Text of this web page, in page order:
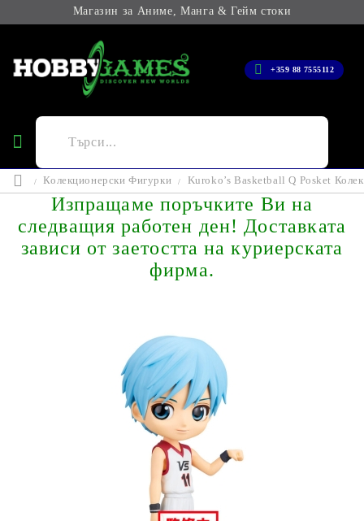
Магазин за Аниме, Манга & Гейм стоки
+359 88 7555112
Колекционерски Фигурки Kuroko’s Basketball Q Posket
Изпращаме поръчките Ви на
следващия работен ден! Доставката
зависи от заетостта на куриерската
фирма.